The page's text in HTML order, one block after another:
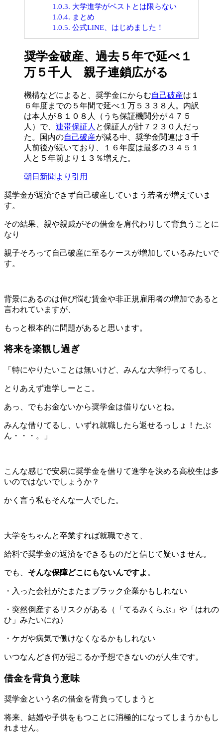
1.0.3. 大学進学がベストとは限らない
1.0.4. まとめ
1.0.5. 公式LINE、はじめました！
奨学金破産、過去５年で延べ１
万５千人 親子連鎖広がる
機構などによると、奨学金にからむ自己破産は１
６年度までの５年間で延べ１万５３３８人。内訳
は本人が８１０８人（うち保証機関分が４７５
人）で、 連帯保証人 と保証人が計７２３０人だっ
た。国内の自己破産が減る中、奨学金関連は３千
人前後が続いており、１６年度は最多の３４５１
人と５年前より１３％増えた。
朝日新聞より引用
奨学金が返済できず自己破産していまう若者が増えていま
す。
その結果、親や親戚がその借金を肩代わりして背負うことに
なり
親子そろって自己破産に至るケースが増加しているみたいで
す。
背景にあるのは伸び悩む賃金や非正規雇用者の増加であると
言われていますが、
もっと根本的に問題があると思います。
将来を楽観し過ぎ
「特にやりたいことは無いけど、みんな大学行ってるし、
とりあえず進学しーとこ。
あっ、でもお金ないから奨学金は借りないとね。
みんな借りてるし、いずれ就職したら返せるっしょ！たぶ
ん・・・。」
こんな感じで安易に奨学金を借りて進学を決める高校生は多
いのではないでしょうか？
かく言う私もそんな一人でした。
大学をちゃんと卒業すれば就職できて、
給料で奨学金の返済をできるものだと信じて疑いません。
でも、 そんな保障どこにもないんですよ 。
・入った会社がたまたまブラック企業かもしれない
・突然倒産するリスクがある（「てるみくらぶ」や「はれの
ひ」みたいにね）
・ケガや病気で働けなくなるかもしれない
いつなんどき何が起こるか予想できないのが人生です。
借金を背負う意味
奨学金という名の借金を背負ってしまうと
将来、結婚や子供をもつことに消極的になってしまうかもし
れません。